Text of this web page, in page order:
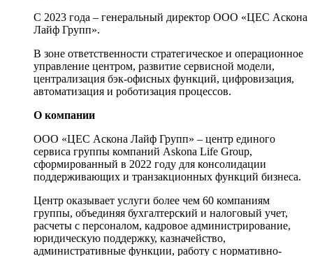
С 2023 года – генеральный директор ООО «ЦЕС Аскона
Лайф Групп».
В зоне ответственности стратегическое и операционное
управление центром, развитие сервисной модели,
централизация бэк-офисных функций, цифровизация,
автоматизация и роботизация процессов.
О компании
ООО «ЦЕС Аскона Лайф Групп» – центр единого
сервиса группы компаний Askona Life Group,
сформированный в 2022 году для консолидации
поддерживающих и транзакционных функций бизнеса.
Центр оказывает услуги более чем 60 компаниям
группы, объединяя бухгалтерский и налоговый учет,
расчеты с персоналом, кадровое администрирование,
юридическую поддержку, казначейство,
административные функции, работу с нормативно-